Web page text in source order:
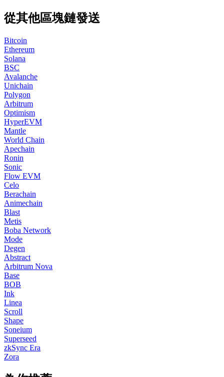
從其他區塊鏈發送
Bitcoin
Ethereum
Solana
BSC
Avalanche
Unichain
Polygon
Arbitrum
Optimism
HyperEVM
Mantle
World Chain
Apechain
Ronin
Sonic
Flow EVM
Celo
Berachain
Animechain
Blast
Metis
Boba Network
Mode
Degen
Abstract
Arbitrum Nova
Base
BOB
Ink
Linea
Scroll
Shape
Soneium
Superseed
zkSync Era
Zora